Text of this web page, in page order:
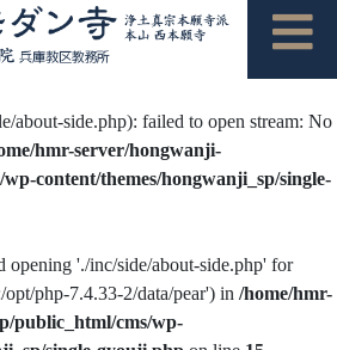
about-side.php): failed to open stream: No
hmr-server/hongwanji-
content/themes/hongwanji_sp/single-
opening './inc/side/about-side.php' for
php-7.4.33-2/data/pear') in /home/hmr-
public_html/cms/wp-